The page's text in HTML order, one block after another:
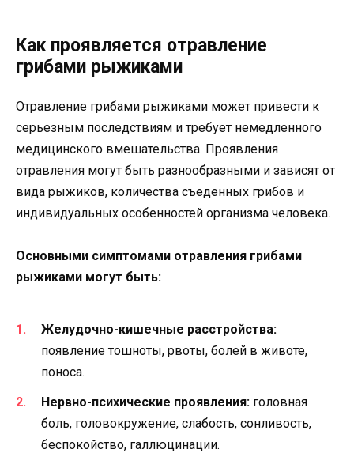
Как проявляется отравление
грибами рыжиками
Отравление грибами рыжиками может привести к
серьезным последствиям и требует немедленного
медицинского вмешательства. Проявления
отравления могут быть разнообразными и зависят от
вида рыжиков, количества съеденных грибов и
индивидуальных особенностей организма человека.
Основными симптомами отравления грибами
рыжиками могут быть:
Желудочно-кишечные расстройства:
появление тошноты, рвоты, болей в животе,
поноса.
Нервно-психические проявления: головная
боль, головокружение, слабость, сонливость,
беспокойство, галлюцинации.